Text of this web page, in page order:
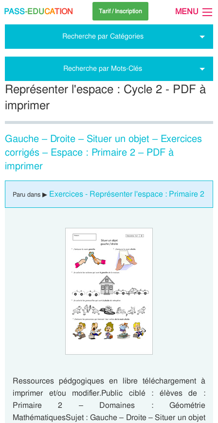
PASS-EDUCATION Tarif / Inscription MENU
Recherche par Catégories
Recherche par Mots-Clés
Représenter l'espace : Cycle 2 - PDF à
imprimer
Gauche – Droite – Situer un objet – Exercices
corrigés – Espace : Primaire 2 – PDF à
imprimer
Paru dans ▶ Exercices - Représenter l'espace : Primaire 2
Ressources pédgogiques en libre téléchargement à
imprimer et/ou modifier.Public ciblé : élèves de :
Primaire 2 – Domaines : Géométrie
MathématiquesSujet : Gauche – Droite – Situer un objet